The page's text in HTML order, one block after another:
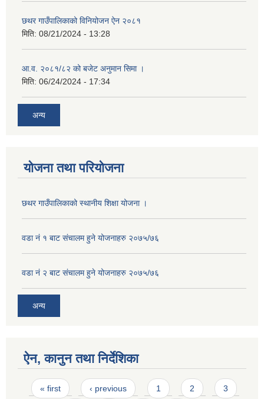
छथर गाउँपालिकाको विनियोजन ऐन २०८१
मिति: 08/21/2024 - 13:28
आ.व. २०८१/८२ को बजेट अनुमान सिमा ।
मिति: 06/24/2024 - 17:34
अन्य
योजना तथा परियोजना
छथर गाउँपालिकाको स्थानीय शिक्षा योजना ।
वडा नं १ बाट संचालम हुने योजनाहरु २०७५/७६
वडा नं २ बाट संचालम हुने योजनाहरु २०७५/७६
अन्य
ऐन, कानुन तथा निर्देशिका
Pages
« first ‹ previous 1 2 3